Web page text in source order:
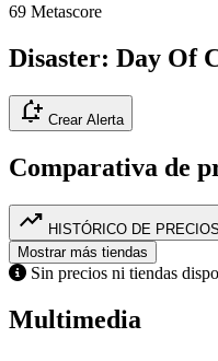
69 Metascore
Disaster: Day Of
notification_add Crear Alerta
Comparativa de
trending_up HISTÓRICO DE PRECIOS
Mostrar más tiendas
Sin precios ni tiendas
Multimedia